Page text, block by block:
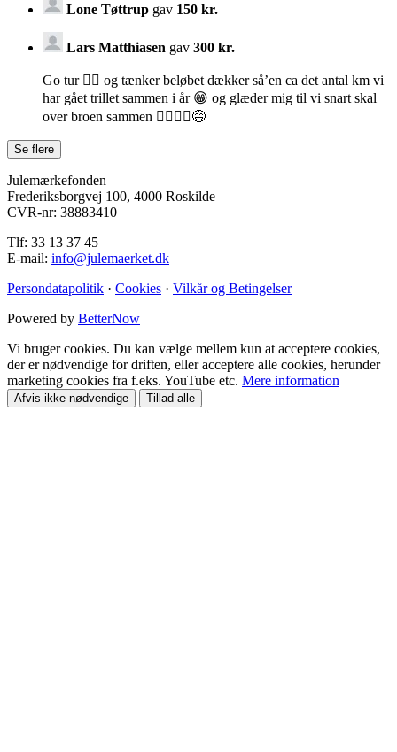
Lone Tøttrup gav 150 kr.
Lars Matthiasen gav 300 kr.
Go tur 🚴‍♀️ og tænker beløbet dækker så’en ca det antal km vi
har gået trillet sammen i år 😁 og glæder mig til vi snart skal
over broen sammen 🚴‍♀️🚴‍♂️😅
Julemærkefonden
Frederiksborgvej 100, 4000 Roskilde
CVR-nr: 38883410
Tlf: 33 13 37 45
E-mail: info@julemaerket.dk
Persondatapolitik · Cookies · Vilkår og Betingelser
Powered by BetterNow
Vi bruger cookies. Du kan vælge mellem kun at acceptere cookies,
der er nødvendige for driften, eller acceptere alle cookies, herunder
marketing cookies fra f.eks. YouTube etc. Mere information
Afvis ikke-nødvendige Tillad alle